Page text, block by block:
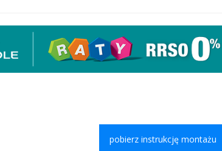
pobierz instrukcję montażu